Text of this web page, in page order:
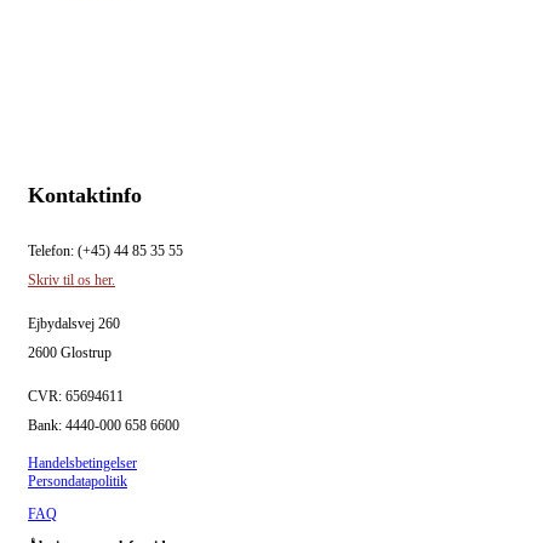
Kontaktinfo
Telefon: (+45) 44 85 35 55
Skriv til os her.
Ejbydalsvej 260
2600 Glostrup
CVR: 65694611
Bank: 4440-000 658 6600
Handelsbetingelser
Persondatapolitik
FAQ